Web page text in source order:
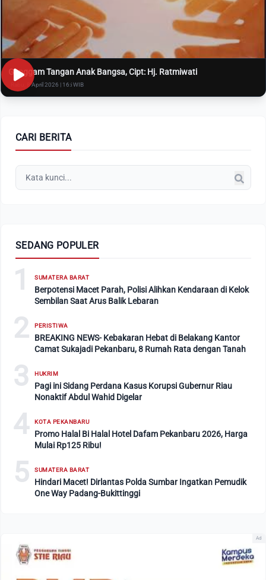
Genggam Tangan Anak Bangsa, Cipt: Hj. Ratmiwati
Rabu, 8 April 2026 | 16:i WIB
CARI BERITA
SEDANG POPULER
1 SUMATERA BARAT
Berpotensi Macet Parah, Polisi Alihkan Kendaraan di Kelok
Sembilan Saat Arus Balik Lebaran
2 PERISTIWA
BREAKING NEWS- Kebakaran Hebat di Belakang Kantor
Camat Sukajadi Pekanbaru, 8 Rumah Rata dengan Tanah
3 HUKRIM
Pagi ini Sidang Perdana Kasus Korupsi Gubernur Riau
Nonaktif Abdul Wahid Digelar
4 KOTA PEKANBARU
Promo Halal Bi Halal Hotel Dafam Pekanbaru 2026, Harga
Mulai Rp125 Ribu!
5 SUMATERA BARAT
Hindari Macet! Dirlantas Polda Sumbar Ingatkan Pemudik
One Way Padang-Bukittinggi
Ad